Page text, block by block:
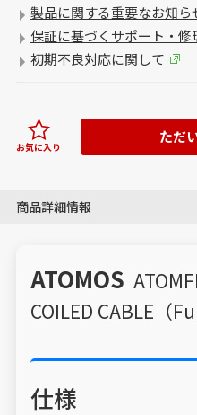
製品に関する重要なお知ら
保証に基づくサポート・修
初期不良対応に関して
ただ
お気に入り
商品詳細情報
ATOMOS
COILED CABLE（
仕様